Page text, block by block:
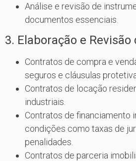
Análise e revisão de
documentos essenciais.
3. Elaboração e
Contratos de compra e
seguros e cláusulas
Contratos de locação
industriais.
Contratos de financiamento
condições como taxas de
penalidades.
Contratos de parceria